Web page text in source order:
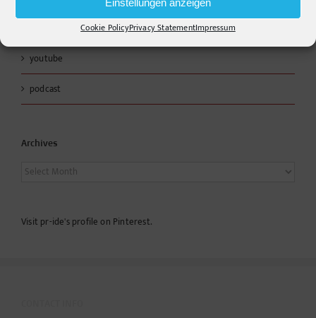
Einstellungen anzeigen
Cookie PolicyPrivacy StatementImpressum
youtube
podcast
Archives
Archives
Visit pr-ide's profile on Pinterest.